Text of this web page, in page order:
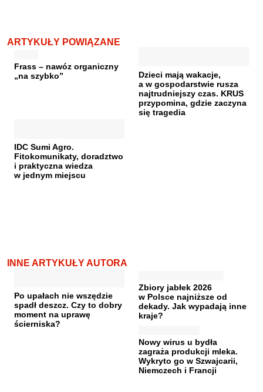
ARTYKUŁY POWIĄZANE
Frass – nawóz organiczny
„na szybko”
Dzieci mają wakacje,
a w gospodarstwie rusza
najtrudniejszy czas. KRUS
przypomina, gdzie zaczyna
się tragedia
IDC Sumi Agro.
Fitokomunikaty, doradztwo
i praktyczna wiedza
w jednym miejscu
INNE ARTYKUŁY AUTORA
Po upałach nie wszędzie
spadł deszcz. Czy to dobry
moment na uprawę
ścierniska?
Zbiory jabłek 2026
w Polsce najniższe od
dekady. Jak wypadają inne
kraje?
Nowy wirus u bydła
zagraża produkcji mleka.
Wykryto go w Szwajcarii,
Niemczech i Francji